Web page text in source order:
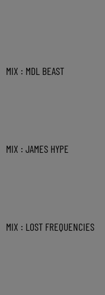
MIX : MDL BEAST
MIX : JAMES HYPE
MIX : LOST FREQUENCIES